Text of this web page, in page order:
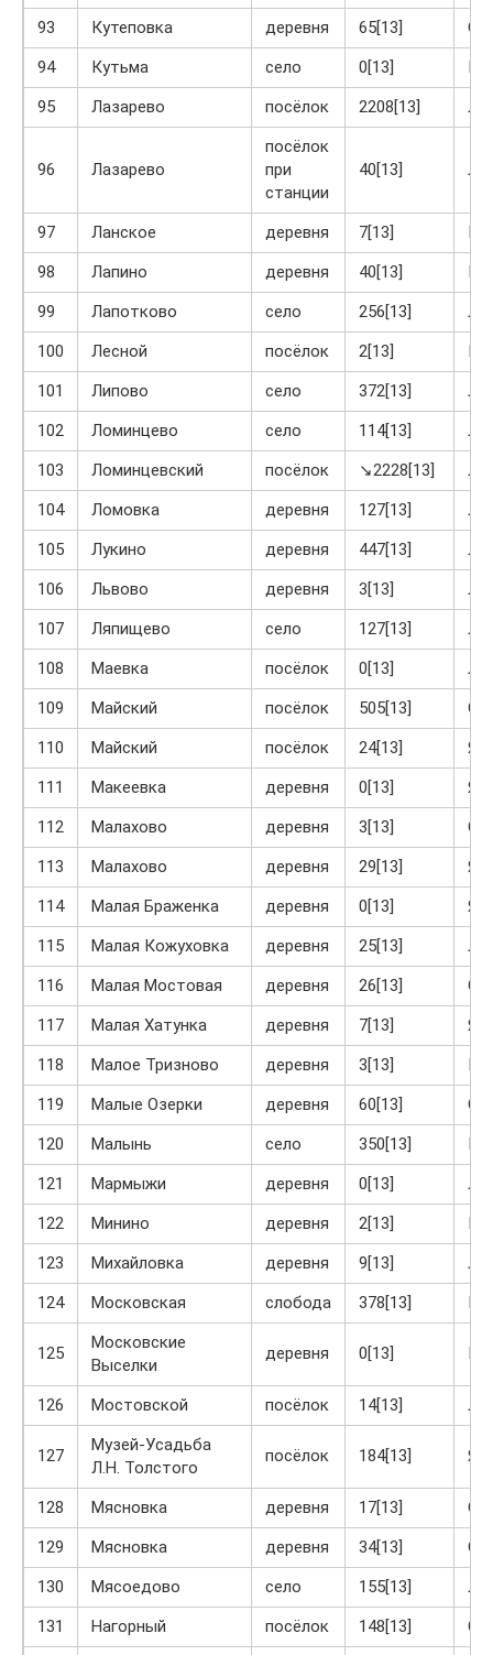
93
Кутеповка деревня 65[13]
94
Кутьма село 0[13]
95
Лазарево посёлок 2208[13]
96 Лазарево
посёлок
при
станции
40[13]
97 Ланское деревня 7[13]
98
Лапино деревня 40[13]
99
Лапотково село 256[13]
100
Лесной посёлок 2[13]
101
Липово село 372[13]
102
Ломинцево село 114[13]
103
Ломинцевский посёлок ↘2228[13]
104
Ломовка деревня 127[13]
105
Лукино деревня 447[13]
106
Львово деревня 3[13]
107
Ляпищево село 127[13]
108
Маевка посёлок 0[13]
109
Майский посёлок 505[13]
110
Майский посёлок 24[13]
111
Макеевка деревня 0[13]
112
Малахово деревня 3[13]
113
Малахово деревня 29[13]
114
Малая Браженка деревня 0[13]
115
Малая Кожуховка деревня 25[13]
116
Малая Мостовая деревня 26[13]
117
Малая Хатунка деревня 7[13]
118
Малое Тризново деревня 3[13]
119
Малые Озерки деревня 60[13]
120
Малынь село 350[13]
121
Мармыжи деревня 0[13]
122
Минино деревня 2[13]
123
Михайловка деревня 9[13]
124
Московская слобода 378[13]
125
Московские
Выселки
деревня 0[13]
126 Мостовской посёлок 14[13]
127
Музей-Усадьба
Л.Н. Толстого
посёлок 184[13]
128 Мясновка деревня 17[13]
129
Мясновка деревня 34[13]
130
Мясоедово село 155[13]
131
Нагорный посёлок 148[13]